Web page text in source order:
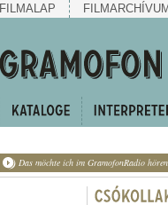
FILMALAP FILMARCHÍVUM
Das möchte ich im GramofonRadio